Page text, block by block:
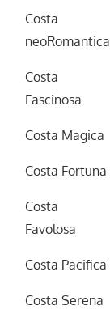
Costa
neoRomantica
Costa
Fascinosa
Costa Magica
Costa Fortuna
Costa
Favolosa
Costa Pacifica
Costa Serena